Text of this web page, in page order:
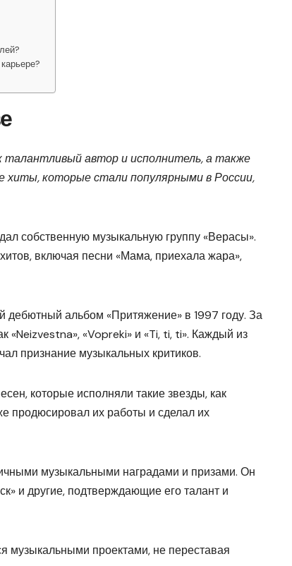
талантливый автор и исполнитель, а также
хиты, которые стали популярными в России,
собственную музыкальную группу «Верасы».
включая песни «Мама, приехала жара»,
дебютный альбом «Притяжение» в 1997 году. За
«Neizvestna», «Vopreki» и «Ti, ti, ti». Каждый из
признание музыкальных критиков.
которые исполняли такие звезды, как
продюсировал их работы и сделал их
музыкальными наградами и призами. Он
и другие, подтверждающие его талант и
музыкальными проектами, не переставая